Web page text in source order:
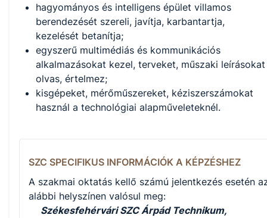
hagyományos és intelligens épület villamos
berendezését szereli, javítja, karbantartja,
kezelését betanítja;
egyszerű multimédiás és kommunikációs
alkalmazásokat kezel, terveket, műszaki leírásokat
olvas, értelmez;
kisgépeket, mérőműszereket, kéziszerszámokat
használ a technológiai alapműveleteknél.
SZC SPECIFIKUS INFORMÁCIÓK A KÉPZÉSHEZ
A szakmai oktatás kellő számú jelentkezés esetén
alábbi helyszínen valósul meg:
Székesfehérvári SZC Árpád Technikum,